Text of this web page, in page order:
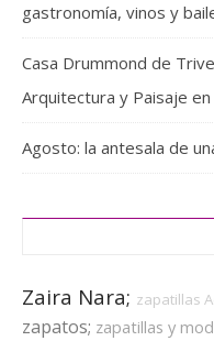
gastronomía, vinos y
Casa Drummond de
Arquitectura y Paisaje
Agosto: la antesala de
Zaira Nara; zapatillas
zapatos; zapatillas y